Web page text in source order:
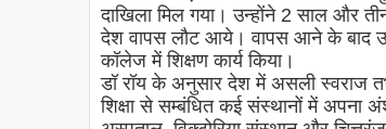
दाखिला मिल गया। उन्होंने 2 साल और
देश वापस लौट आये। वापस आने के बाद
कॉलेज में शिक्षण कार्य किया।
डॉ रॉय के अनुसार देश में असली स्वराज
शिक्षा से सम्बंधित कई संस्थानों में अपना